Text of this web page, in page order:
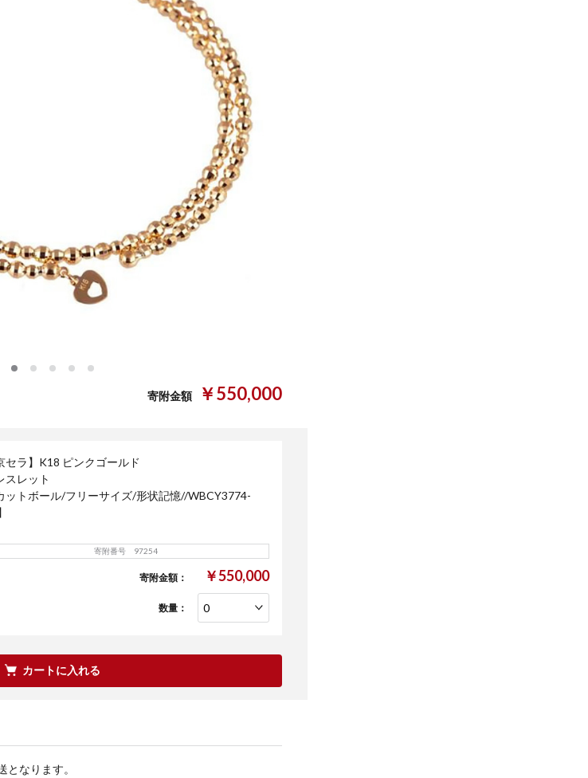
寄附金額 ￥550,000
セラ】K18 ピンクゴールド
スレット
ットボール/フリーサイズ/形状記憶//WBCY3774-
寄附番号 97254
寄附金額： ￥550,000
数量：
カートに入れる
なります。